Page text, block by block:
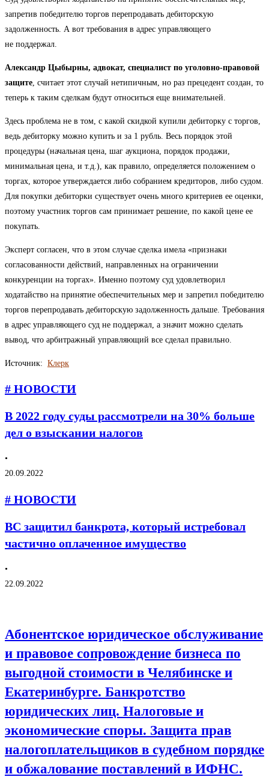
запретив победителю торгов перепродавать дебиторскую
задолженность. А вот требования в адрес управляющего
не поддержал.
Александр Цыбырны, адвокат, специалист по уголовно-правовой
защите , считает этот случай нетипичным, но раз прецедент создан, то
теперь к таким сделкам будут относиться еще внимательней.
Здесь проблема не в том, с какой скидкой купили дебиторку с торгов,
ведь дебиторку можно купить и за 1 рубль. Весь порядок этой
процедуры (начальная цена, шаг аукциона, порядок продажи,
минимальная цена, и т.д.), как правило, определяется положением о
торгах, которое утверждается либо собранием кредиторов, либо судом.
Для покупки дебиторки существует очень много критериев ее оценки,
поэтому участник торгов сам принимает решение, по какой цене ее
покупать.
Эксперт согласен, что в этом случае сделка имела «признаки
согласованности действий, направленных на ограничении
конкуренции на торгах». Именно поэтому суд удовлетворил
ходатайство на принятие обеспечительных мер и запретил победителю
торгов перепродавать дебиторскую задолженность дальше. Требования
в адрес управляющего суд не поддержал, а значит можно сделать
вывод, что арбитражный управляющий все сделал правильно.
Источник: Клерк
# НОВОСТИ
В 2022 году суды рассмотрели на 30% больше
дел о взыскании налогов
•
20.09.2022
# НОВОСТИ
ВС защитил банкрота, который истребовал
частично оплаченное имущество
•
22.09.2022
Абонентское юридическое обслуживание
и правовое сопровождение бизнеса по
выгодной стоимости в Челябинске и
Екатеринбурге. Банкротство
юридических лиц. Налоговые и
экономические споры. Защита прав
налогоплательщиков в судебном порядке
и обжалование поставлений в ИФНС.